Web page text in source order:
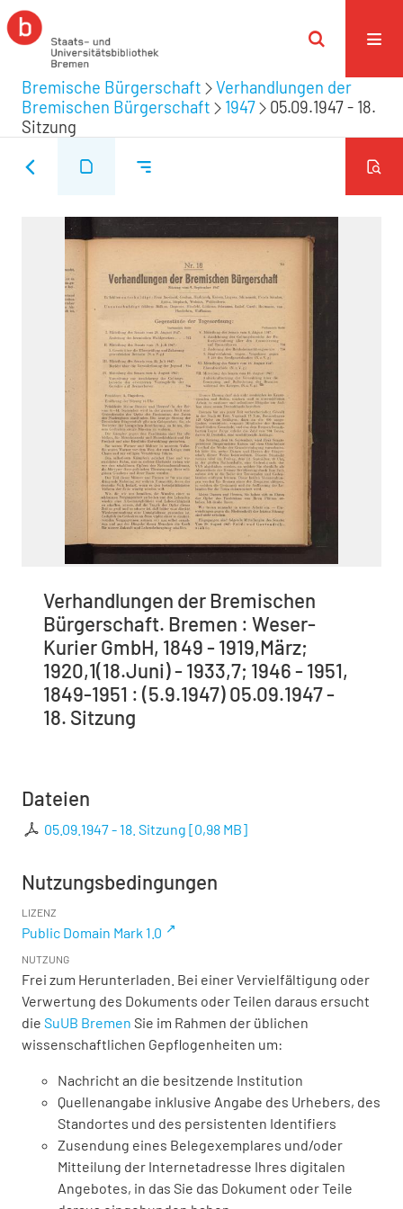
Bremische Bürgerschaft
Verhandlungen der
Bremischen Bürgerschaft
1947
05.09.1947 - 18.
Sitzung
Verhandlungen der Bremischen
Bürgerschaft. Bremen : Weser-
Kurier GmbH, 1849 - 1919,März;
1920,1(18.Juni) - 1933,7; 1946 - 1951,
1849-1951 : (5.9.1947) 05.09.1947 -
18. Sitzung
Dateien
05.09.1947 - 18. Sitzung [0,98 MB]
Nutzungsbedingungen
LIZENZ
Public Domain Mark 1.0
NUTZUNG
Frei zum Herunterladen. Bei einer Vervielfältigung oder
Verwertung des Dokuments oder Teilen daraus ersucht
die SuUB Bremen Sie im Rahmen der üblichen
wissenschaftlichen Gepflogenheiten um:
Nachricht an die besitzende Institution
Quellenangabe inklusive Angabe des Urhebers, des
Standortes und des persistenten Identifiers
Zusendung eines Belegexemplares und/oder
Mitteilung der Internetadresse Ihres digitalen
Angebotes, in das Sie das Dokument oder Teile